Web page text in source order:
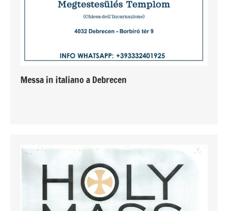
Messa in italiano a Debrecen